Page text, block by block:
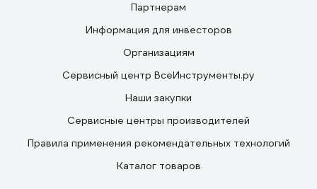
Партнерам
Информация для инвесторов
Организациям
Сервисный центр ВсеИнструменты.ру
Наши закупки
Сервисные центры производителей
Правила применения рекомендательных технологий
Каталог товаров